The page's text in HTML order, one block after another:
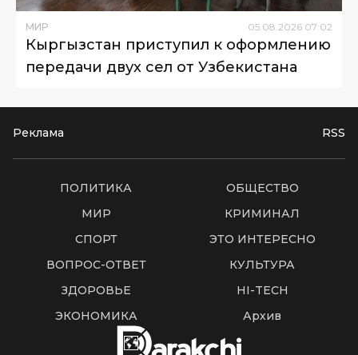
МИР 05 08 2026 07:02
Кыргызстан приступил к оформлению
передачи двух сел от Узбекистана
Реклама RSS
ПОЛИТИКА
ОБЩЕСТВО
МИР
КРИМИНАЛ
СПОРТ
ЭТО ИНТЕРЕСНО
ВОПРОС-ОТВЕТ
КУЛЬТУРА
ЗДОРОВЬЕ
HI-TECH
ЭКОНОМИКА
Архив